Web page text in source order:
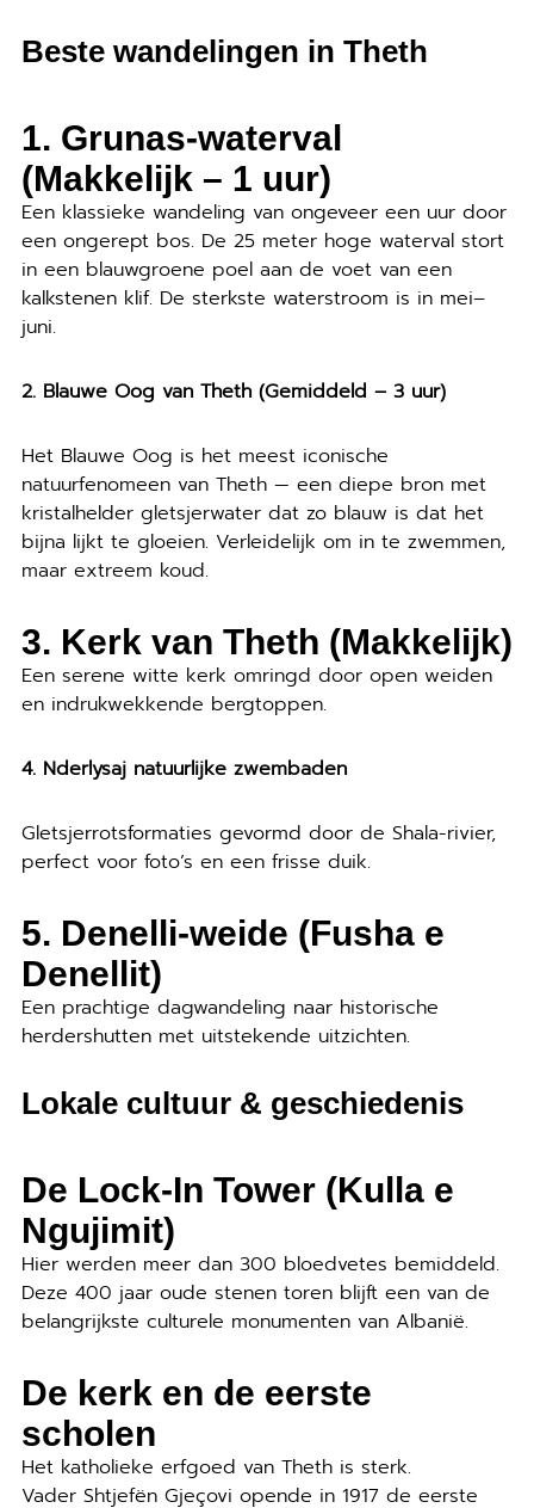
Beste wandelingen in Theth
1. Grunas-waterval
(Makkelijk – 1 uur)
Een klassieke wandeling van ongeveer een uur door
een ongerept bos. De 25 meter hoge waterval stort
in een blauwgroene poel aan de voet van een
kalkstenen klif. De sterkste waterstroom is in mei–
juni.
2. Blauwe Oog van Theth (Gemiddeld – 3 uur)
Het Blauwe Oog is het meest iconische
natuurfenomeen van Theth — een diepe bron met
kristalhelder gletsjerwater dat zo blauw is dat het
bijna lijkt te gloeien. Verleidelijk om in te zwemmen,
maar extreem koud.
3. Kerk van Theth (Makkelijk)
Een serene witte kerk omringd door open weiden
en indrukwekkende bergtoppen.
4. Nderlysaj natuurlijke zwembaden
Gletsjerrotsformaties gevormd door de Shala-rivier,
perfect voor foto’s en een frisse duik.
5. Denelli-weide (Fusha e
Denellit)
Een prachtige dagwandeling naar historische
herdershutten met uitstekende uitzichten.
Lokale cultuur & geschiedenis
De Lock-In Tower (Kulla e
Ngujimit)
Hier werden meer dan 300 bloedvetes bemiddeld.
Deze 400 jaar oude stenen toren blijft een van de
belangrijkste culturele monumenten van Albanië.
De kerk en de eerste
scholen
Het katholieke erfgoed van Theth is sterk.
Vader Shtjefën Gjeçovi opende in 1917 de eerste